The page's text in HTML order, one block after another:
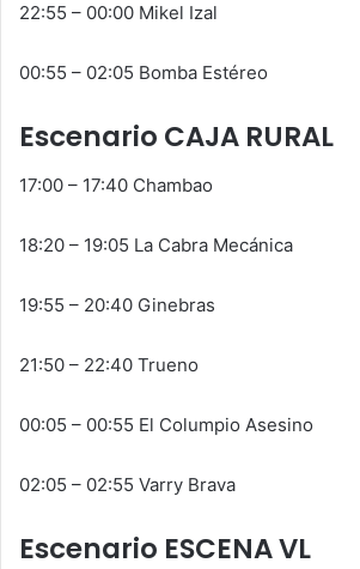
22:55 – 00:00 Mikel Izal
00:55 – 02:05 Bomba Estéreo
Escenario CAJA RURAL
17:00 – 17:40 Chambao
18:20 – 19:05 La Cabra Mecánica
19:55 – 20:40 Ginebras
21:50 – 22:40 Trueno
00:05 – 00:55 El Columpio Asesino
02:05 – 02:55 Varry Brava
Escenario ESCENA VL